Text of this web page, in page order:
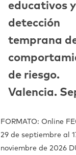
educativos
detección
temprana
de riesgo.
Valencia.
FORMATO: Online
29 de septiembre al
noviembre de 2026